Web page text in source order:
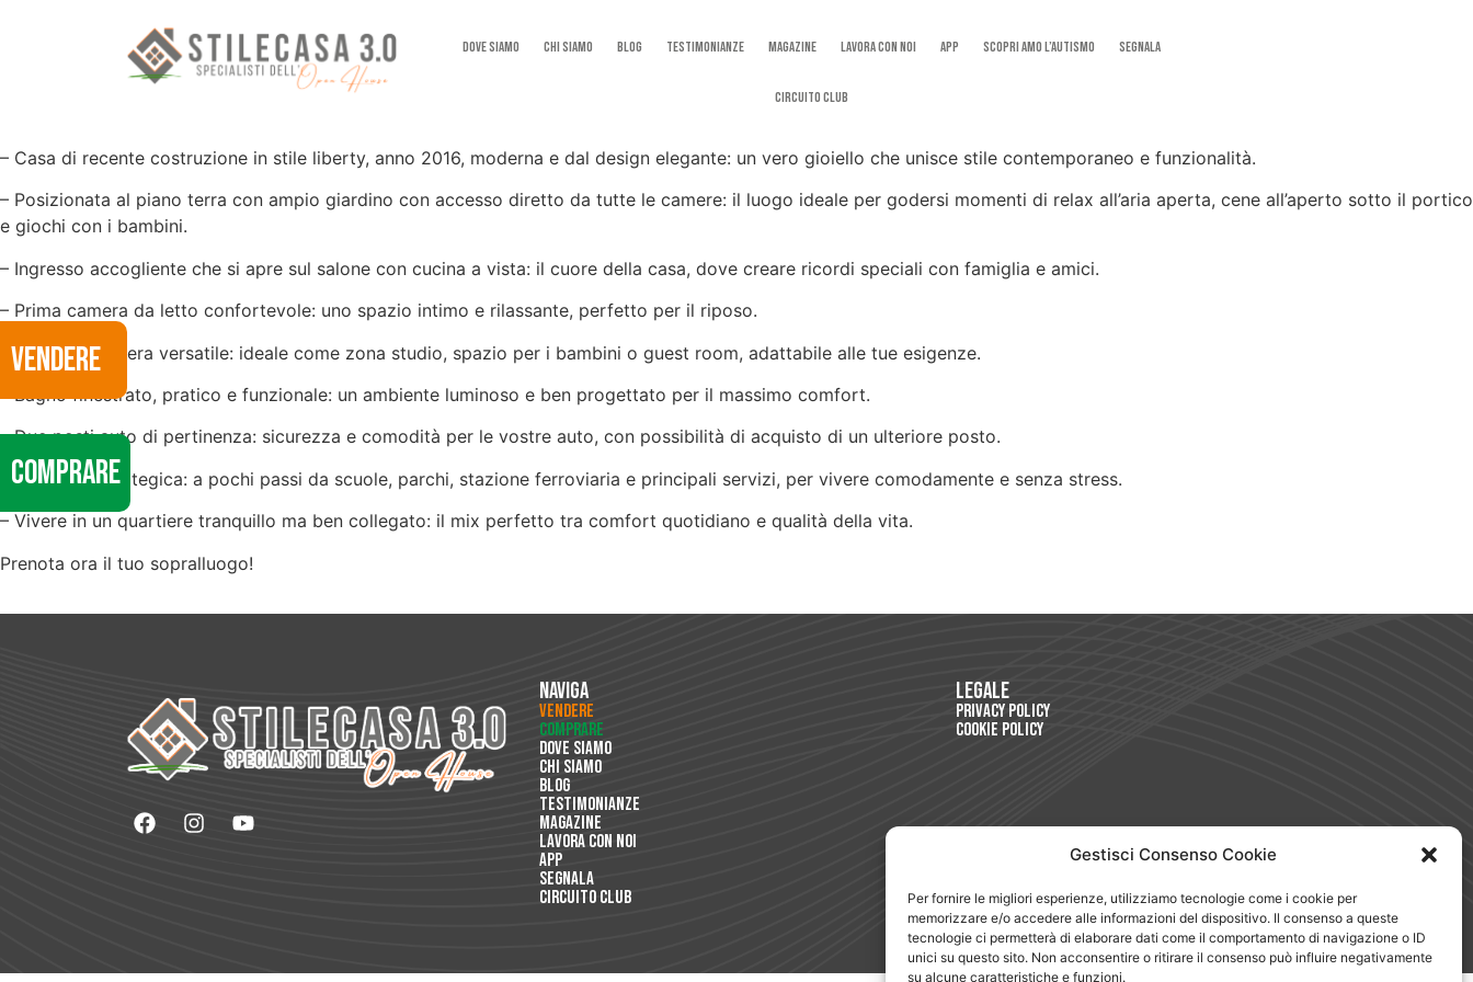
Gestisci Consenso Cookie
Per fornire le migliori esperienze, utilizziamo tecnologie come i cookie per
memorizzare e/o accedere alle informazioni del dispositivo. Il consenso a queste
tecnologie ci permetterà di elaborare dati come il comportamento di navigazione o ID
unici su questo sito. Non acconsentire o ritirare il consenso può influire negativamente
su alcune caratteristiche e funzioni.
Dove Siamo Chi Siamo Blog Testimonianze Magazine Lavora con noi App SCOPRI AMO L’AUTISMO Segnala
Circuito Club
– Casa di recente costruzione in stile liberty, anno 2016, moderna e dal design elegante: un vero gioiello che unisce stile contemporaneo e funzionalità.
– Posizionata al piano terra con ampio giardino con accesso diretto da tutte le camere: il luogo ideale per godersi momenti di relax all’aria aperta, cene all’aperto sotto il portico
e giochi con i bambini.
– Ingresso accogliente che si apre sul salone con cucina a vista: il cuore della casa, dove creare ricordi speciali con famiglia e amici.
– Prima camera da letto confortevole: uno spazio intimo e rilassante, perfetto per il riposo.
– Seconda camera versatile: ideale come zona studio, spazio per i bambini o guest room, adattabile alle tue esigenze.
– Bagno finestrato, pratico e funzionale: un ambiente luminoso e ben progettato per il massimo comfort.
– Due posti auto di pertinenza: sicurezza e comodità per le vostre auto, con possibilità di acquisto di un ulteriore posto.
– Posizione strategica: a pochi passi da scuole, parchi, stazione ferroviaria e principali servizi, per vivere comodamente e senza stress.
– Vivere in un quartiere tranquillo ma ben collegato: il mix perfetto tra comfort quotidiano e qualità della vita.
Prenota ora il tuo sopralluogo!
VENDERE
COMPRARE
Naviga
Vendere
Comprare
Dove Siamo
Chi Siamo
Blog
Testimonianze
Magazine
Lavora con Noi
App
Segnala
Circuito Club
Legale
Privacy Policy
Cookie Policy